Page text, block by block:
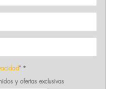
" *
y ofertas exclusivas